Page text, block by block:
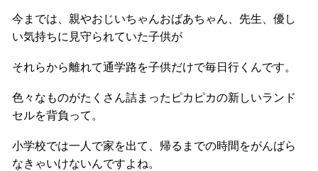
今までは、親やおじいちゃんおばあちゃん、先生、優し
い気持ちに見守られていた子供が
それらから離れて通学路を子供だけで毎日行くんです。
色々なものがたくさん詰まったピカピカの新しいランド
セルを背負って。
小学校では一人で家を出て、帰るまでの時間をがんばら
なきゃいけないんですよね。